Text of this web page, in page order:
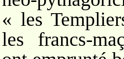
« les
les francs-